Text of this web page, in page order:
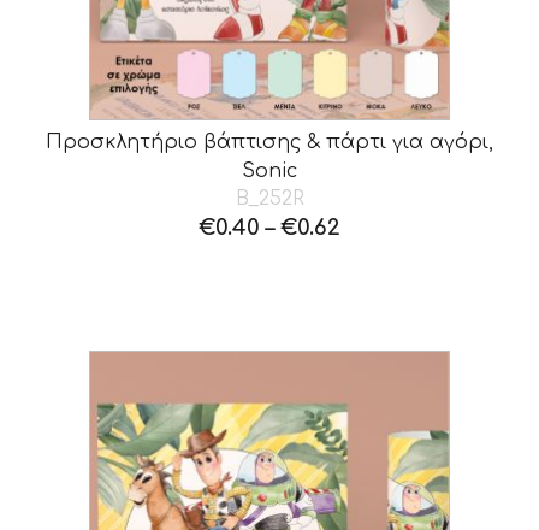
Προσκλητήριο βάπτισης & πάρτι για αγόρι,
Sonic
B_252R
€0.40 – €0.62